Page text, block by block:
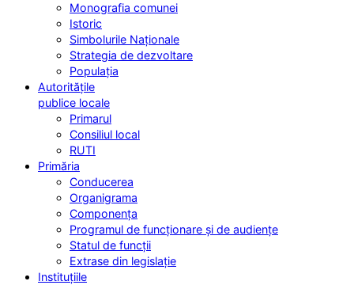
Monografia comunei
Istoric
Simbolurile Naționale
Strategia de dezvoltare
Populația
Autoritățile
publice locale
Primarul
Consiliul local
RUTI
Primăria
Conducerea
Organigrama
Componența
Programul de funcționare și de audiențe
Statul de funcții
Extrase din legislație
Instituțiile